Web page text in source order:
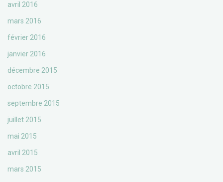
avril 2016
mars 2016
février 2016
janvier 2016
décembre 2015
octobre 2015
septembre 2015
juillet 2015
mai 2015
avril 2015
mars 2015